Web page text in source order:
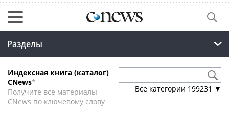
Разделы
Индексная книга (каталог)
CNews*
Получите все материалы
CNews по ключевому слову
Все категории 199231 ▼